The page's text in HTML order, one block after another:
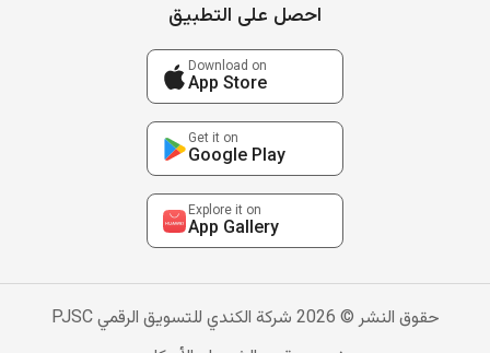
احصل على التطبيق
Download on
App Store
Get it on
Google Play
Explore it on
App Gallery
حقوق النشر © 2026 شركة الكندي للتسويق الرقمي PJSC